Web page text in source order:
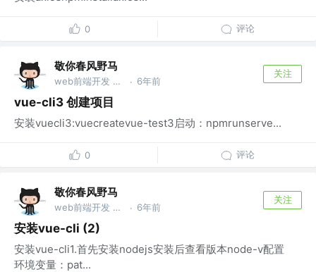
0 评论
敬你春风野马
web前端开发 @wu · 6年前
关注
vue-cli3 创建项目
安装vuecli3:vuecreatevue-test3启动：npmrunserve...
0 评论
敬你春风野马
web前端开发 @wu · 6年前
关注
安装vue-cli (2)
安装vue-cli1.首先安装nodejs安装后查看版本node-v配置
环境变量：pat...